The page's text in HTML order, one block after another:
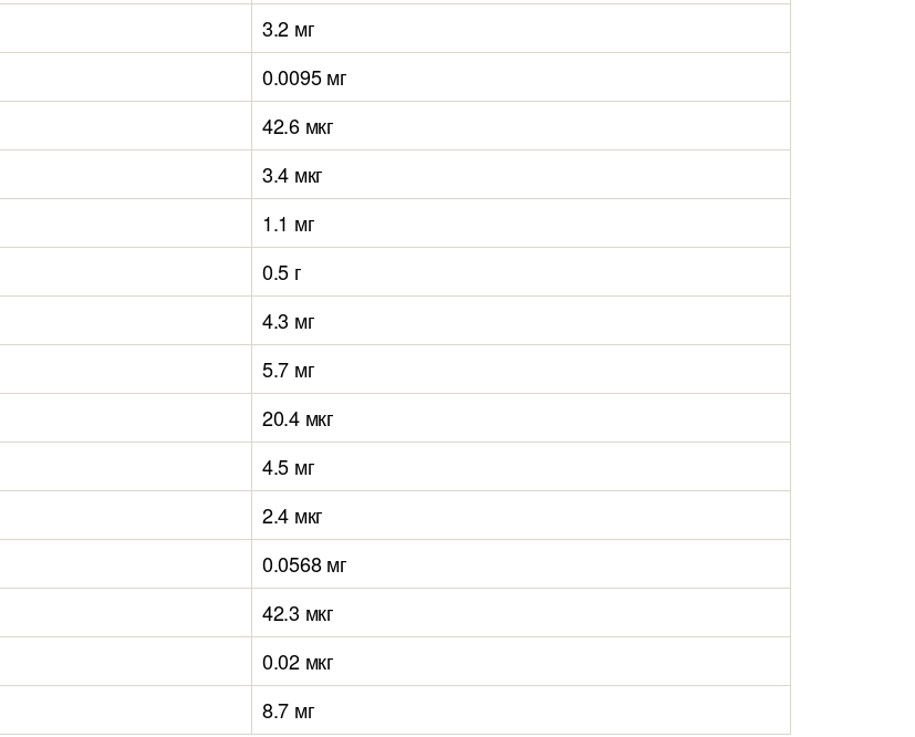
3.2 мг
0.0095 мг
42.6 мкг
3.4 мкг
1.1 мг
0.5 г
4.3 мг
5.7 мг
20.4 мкг
4.5 мг
2.4 мкг
0.0568 мг
42.3 мкг
0.02 мкг
8.7 мг